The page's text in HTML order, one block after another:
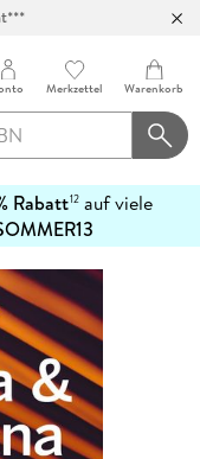
Merkzettel Warenkorb
Rabatt12 auf viele